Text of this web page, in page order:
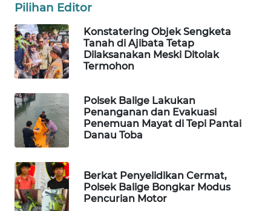
Pilihan Editor
Konstatering Objek Sengketa
Tanah di Ajibata Tetap
Dilaksanakan Meski Ditolak
Termohon
Polsek Balige Lakukan
Penanganan dan Evakuasi
Penemuan Mayat di Tepi Pantai
Danau Toba
Berkat Penyelidikan Cermat,
Polsek Balige Bongkar Modus
Pencurian Motor
NEWS
METRO
SIANTAR
METRO
MEDAN
NEWS
METRO
JAKARTA
NEWS